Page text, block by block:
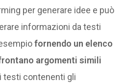
per generare idee e può
informazioni da testi
fornendo un elenco
argomenti simili
testi contenenti gli